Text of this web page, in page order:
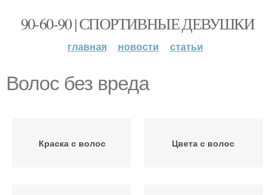
90-60-90 | СПОРТИВНЫЕ ДЕВУШКИ
главная новости статьи
Волос без вреда
Краска с волос Цвета с волос